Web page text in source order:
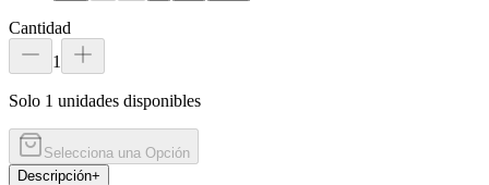
Cantidad
1
Solo 1 unidades disponibles
Selecciona una Opción
Descripción+